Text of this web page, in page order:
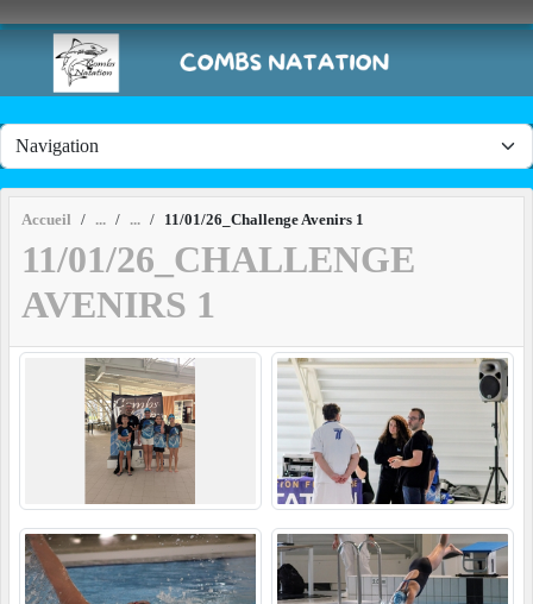
Accueil 11/01/26_Challenge Avenirs 1
11/01/26_CHALLENGE
AVENIRS 1